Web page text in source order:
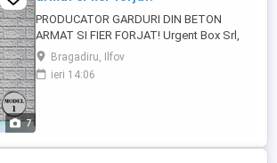
7
PRODUCATOR GARDURI DIN BETON
ARMAT SI FIER FORJAT! Urgent Box Srl,
produce o gama variata de modele de
placi si stalpi de gard cu un finisaj si
aspect modern. Stalpii si placile sunt
...
Bragadiru, Ilfov
ieri 14:06